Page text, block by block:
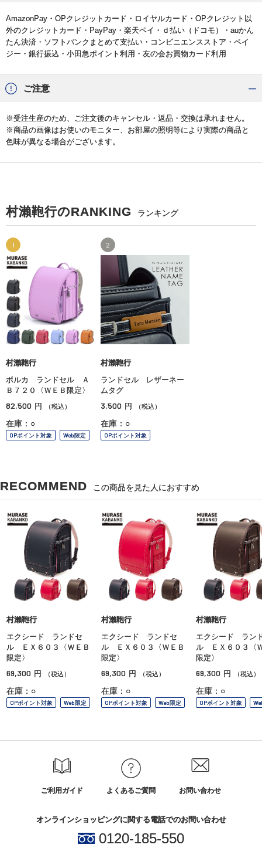
AmazonPay・OPクレジットカード・ロイヤルカード・OPクレジット以
外のクレジットカード・PayPay・楽天ペイ・ｄ払い（ドコモ）・auかん
たん決済・ソフトバンクまとめて支払い・コンビニエンスストア・ペイ
ジー・銀行振込・小田急ポイント利用・友の会お買物カード利用
ご注意
※受注生産のため、ご注文後のキャンセル・返品・交換は承れません。
※商品の画像はお使いのモニター、お部屋の照明等により実際の商品と
色味が異なる場合がございます。
村瀨鞄行のRANKING ランキング
1
村瀨鞄行
ボルカ ランドセル Ａ
Ｂ７２０〈ＷＥＢ限定〉
82,500 円 （税込）
在庫：○
OPポイント対象 Web限定
2
村瀨鞄行
ランドセル レザーネー
ムタグ
3,500 円 （税込）
在庫：○
OPポイント対象
RECOMMEND この商品を見た人におすすめ
村瀨鞄行
エクシード ランドセ
ル ＥＸ６０３〈ＷＥＢ
限定〉
69,300 円 （税込）
在庫：○
OPポイント対象 Web限定
村瀨鞄行
エクシード ランドセ
ル ＥＸ６０３〈ＷＥＢ
限定〉
69,300 円 （税込）
在庫：○
OPポイント対象 Web限定
村瀨鞄行
エクシード ラン
ル ＥＸ６０３〈
限定〉
69,300 円 （税込）
在庫：○
OPポイント対象
ご利用ガイド よくあるご質問 お問い合わせ
オンラインショッピングに関する電話でのお問い合わせ
0120-185-550